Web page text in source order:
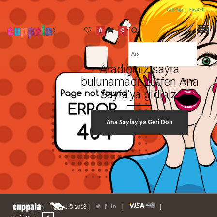
Giriş Yap Kayıt Ol
0
0
Aradığınız sayfa
bulunamadı. Lütfen Ana
Sayfa'ya gidiniz.
Ana Sayfay'ya Geri Dön
© 2018 | | |